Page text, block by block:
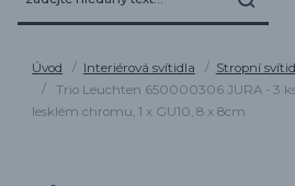
Úvod Interiérová svítidla Stropní
Trio Leuchten 650000306 JURA - 3
lesklém chromu, 1 x GU10, 8 x 8cm